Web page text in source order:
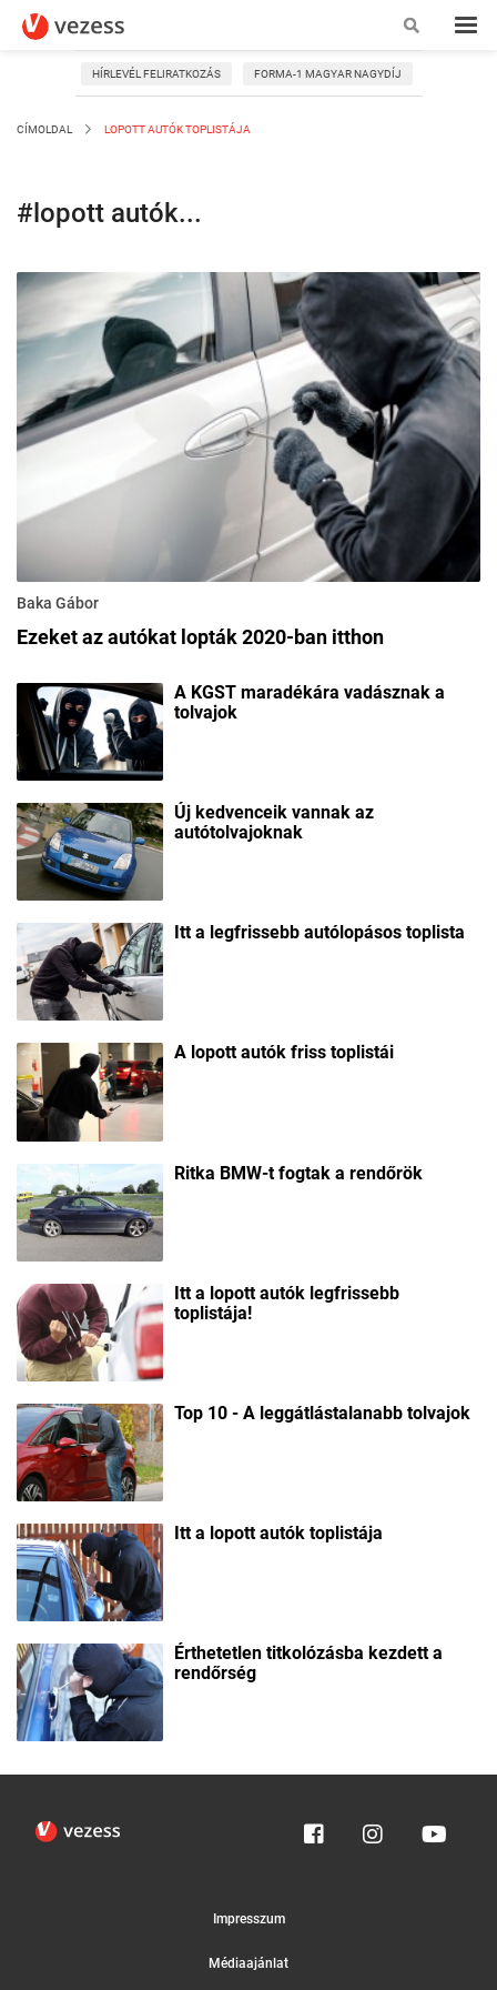
HÍRLEVÉL FELIRATKOZÁS FORMA-1 MAGYAR NAGYDÍJ
CÍMOLDAL LOPOTT AUTÓK TOPLISTÁJA
#lopott autók...
Baka Gábor
Ezeket az autókat lopták 2020-ban itthon
A KGST maradékára vadásznak a
tolvajok
Új kedvenceik vannak az
autótolvajoknak
Itt a legfrissebb autólopásos toplista
A lopott autók friss toplistái
Ritka BMW-t fogtak a rendőrök
Itt a lopott autók legfrissebb
toplistája!
Top 10 - A leggátlástalanabb tolvajok
Itt a lopott autók toplistája
Érthetetlen titkolózásba kezdett a
rendőrség
Impresszum
Médiaajánlat